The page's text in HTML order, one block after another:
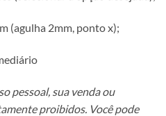
(agulha 2mm, ponto x);
pessoal, sua venda ou
proibidos. Você pode